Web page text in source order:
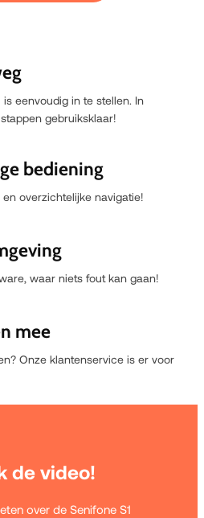
is eenvoudig in te stellen. In
gebruiksklaar!
bediening
overzichtelijke navigatie!
waar niets fout kan gaan!
mee
Onze klantenservice is er voor
de video!
over de Senifone S1